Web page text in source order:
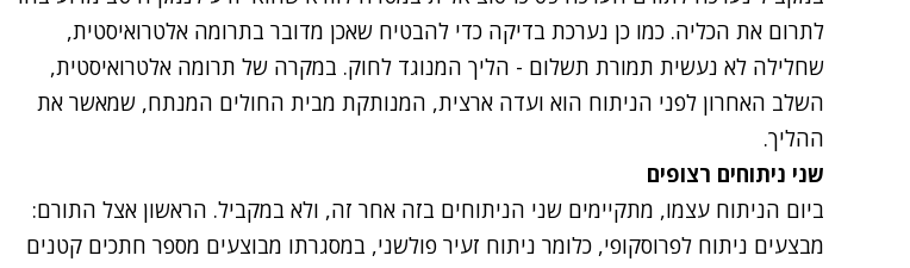
לתרום את הכליה. כמו כן נערכת בדיקה כדי להבטיח שאכן מדובר בתרומה אלטרואיסטית,
שחלילה לא נעשית תמורת תשלום - הליך המנוגד לחוק. במקרה של תרומה אלטרואיסטית,
השלב האחרון לפני הניתוח הוא ועדה ארצית, המנותקת מבית החולים המנתח, שמאשר את
ההליך.
שני ניתוחים רצופים
ביום הניתוח עצמו, מתקיימים שני הניתוחים בזה אחר זה, ולא במקביל. הראשון אצל התורם:
מבצעים ניתוח לפרוסקופי, כלומר ניתוח זעיר פולשני, במסגרתו מבוצעים מספר חתכים קטנים